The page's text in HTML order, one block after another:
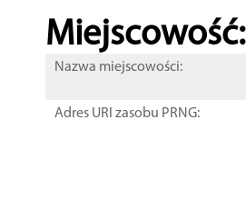
Miejscowość:
Nazwa miejscowości:
Adres URI zasobu PRNG: